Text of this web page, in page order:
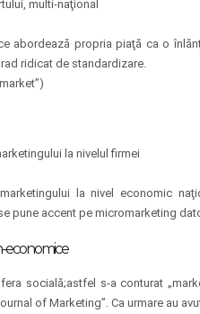
multi-naţional
abordează propria piaţă ca o
ridicat de standardizare.
la nivelul firmei
la nivel economic
pune accent pe micromarketing
economice
socială;astfel s-a conturat
of Marketing”. Ca urmare au